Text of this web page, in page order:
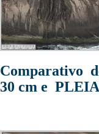
Comparativo
30 cm e